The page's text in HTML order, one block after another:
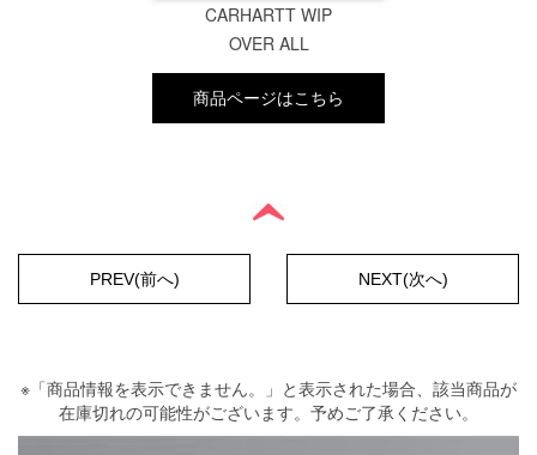
CARHARTT WIP
OVER ALL
商品ページはこちら
PREV(前へ) NEXT(次へ)
※「商品情報を表示できません。」と表示された場合、該当商品が
在庫切れの可能性がございます。予めご了承ください。